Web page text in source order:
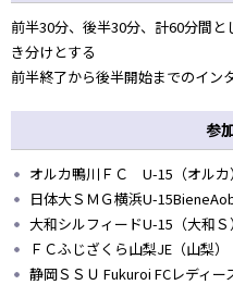
前半30分、後半30分、計60分間
き分けとする
前半終了から後半開始までのイン
参
オルカ鴨川ＦＣ U-15（オルカ）
日体大ＳＭＧ横浜U-
大和シルフィードU-15（大和Ｓ）
ＦＣふじざくら山梨JE（山梨）
静岡ＳＳＵ Fukuroi FCレディー